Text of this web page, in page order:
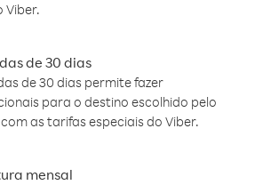
Viber.
de 30 dias
de 30 dias permite fazer
para o destino escolhido pelo
as tarifas especiais do Viber.
mensal